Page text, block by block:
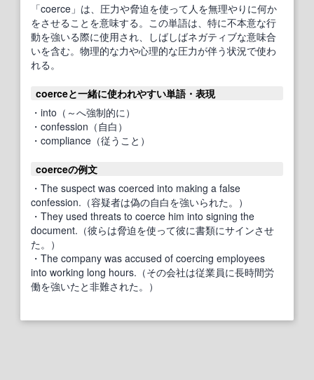
「coerce」は、圧力や脅迫を使って人を無理やりに何か
をさせることを意味する。この単語は、特に不本意な行
動を強いる際に使用され、しばしばネガティブな意味合
いを含む。物理的な力や心理的な圧力が伴う状況で使わ
れる。
coerceと一緒に使われやすい単語・表現
・into（～へ強制的に）
・confession（自白）
・compliance（従うこと）
coerceの例文
・The suspect was coerced into making a false
confession.（容疑者は偽の自白を強いられた。）
・They used threats to coerce him into signing the
document.（彼らは脅迫を使って彼に書類にサインさせ
た。）
・The company was accused of coercing employees
into working long hours.（その会社は従業員に長時間労
働を強いたと非難された。）